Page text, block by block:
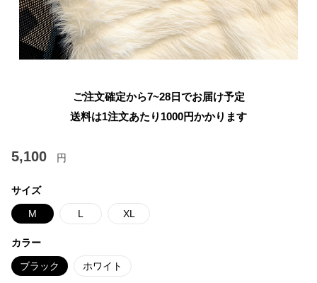
ご注文確定から7~28日でお届け予定
送料は1注文あたり 1000円かかります
5,100 円
サイズ
M L XL
カラー
ブラック ホワイト